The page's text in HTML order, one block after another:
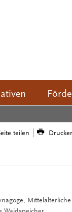
teilen
Mittelalterliche